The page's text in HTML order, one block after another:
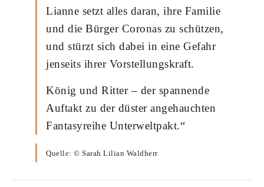
Lianne setzt alles daran, ihre Familie
und die Bürger Coronas zu schützen,
und stürzt sich dabei in eine Gefahr
jenseits ihrer Vorstellungskraft.
König und Ritter – der spannende
Auftakt zu der düster angehauchten
Fantasyreihe Unterweltpakt.“
Quelle: © Sarah Lilian Waldherr